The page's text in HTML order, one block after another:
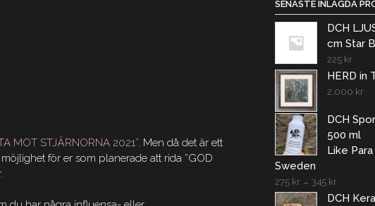
MOT STJÄRNORNA 2021” . Men då det är ett
för er som planerade att rida ”GOD
SENASTE INLAGDA
DCH
cm Star
225 kr
HERD in
2.000 kr
DCH
500 ml
Like
Sweden
275 kr– 345 kr
DCH